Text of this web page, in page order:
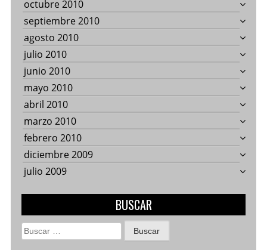
octubre 2010
septiembre 2010
agosto 2010
julio 2010
junio 2010
mayo 2010
abril 2010
marzo 2010
febrero 2010
diciembre 2009
julio 2009
BUSCAR
Buscar: